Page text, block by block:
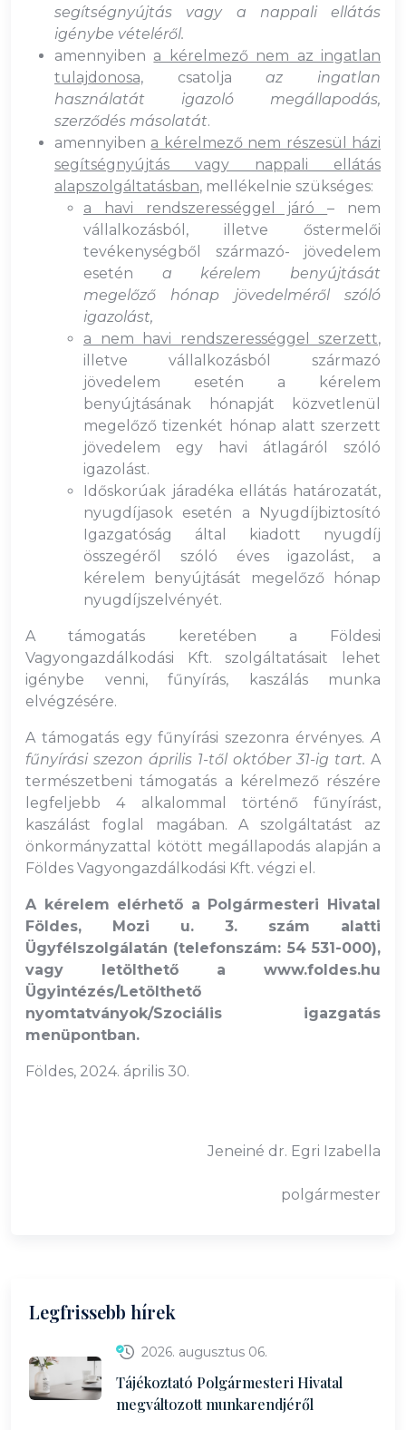
segítségnyújtás vagy a nappali ellátás
igénybe vételéről.
amennyiben a kérelmező nem az ingatlan
tulajdonosa, csatoljaaz ingatlan
használatát igazoló megállapodás,
szerződés másolatát.
amennyiben a kérelmező nem részesül házi
segítségnyújtás vagy nappali ellátás
alapszolgáltatásban, mellékelnie szükséges:
a havi rendszerességgel járó– nem
vállalkozásból, illetve őstermelői
tevékenységből származó- jövedelem
esetén a kérelem benyújtását
megelőző hónap jövedelméről szóló
igazolást,
a nem havi rendszerességgel szerzett,
illetve vállalkozásból származó
jövedelem esetén a kérelem
benyújtásának hónapját közvetlenül
megelőző tizenkét hónap alatt szerzett
jövedelem egy havi átlagáról szóló
igazolást.
Időskorúak járadéka ellátás határozatát,
nyugdíjasok esetén a Nyugdíjbiztosító
Igazgatóság által kiadott nyugdíj
összegéről szóló éves igazolást, a
kérelem benyújtását megelőző hónap
nyugdíjszelvényét.
A támogatás keretében a Földesi
Vagyongazdálkodási Kft. szolgáltatásait lehet
igénybe venni, fűnyírás, kaszálás munka
elvégzésére.
A támogatás egy fűnyírási szezonra érvényes.A
fűnyírási szezon április 1-től október 31-ig tart. A
természetbeni támogatás a kérelmező részére
legfeljebb 4 alkalommal történő fűnyírást,
kaszálást foglal magában. A szolgáltatást az
önkormányzattal kötött megállapodás alapján a
Földes Vagyongazdálkodási Kft. végzi el.
A kérelem elérhető a Polgármesteri Hivatal
Földes, Mozi u. 3. szám alatti
Ügyfélszolgálatán (telefonszám: 54 531-000),
vagy letölthető a www.foldes.hu
Ügyintézés/Letölthető
nyomtatványok/Szociális igazgatás
menüpontban.
Földes, 2024. április 30.
Jeneiné dr. Egri Izabella
polgármester
Legfrissebb hírek
2026. augusztus 06.
Tájékoztató Polgármesteri Hivatal
megváltozott munkarendjéről